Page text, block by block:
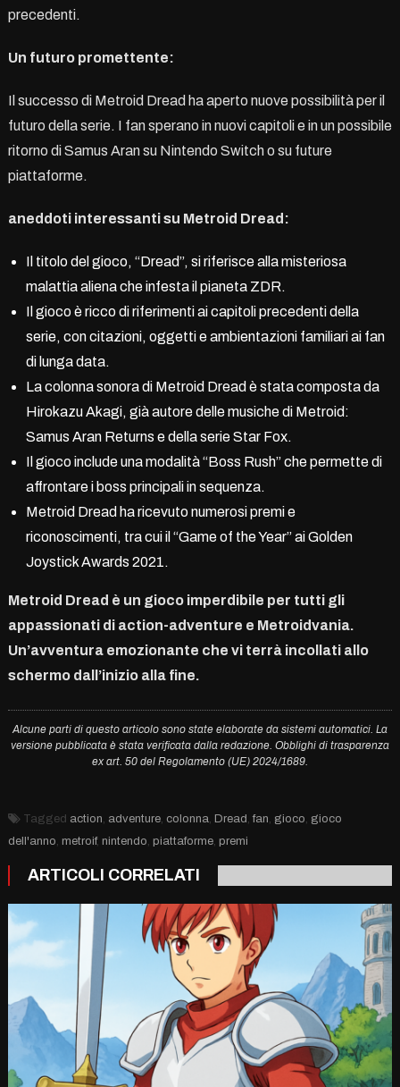
precedenti.
Un futuro promettente:
Il successo di Metroid Dread ha aperto nuove possibilità per il
futuro della serie. I fan sperano in nuovi capitoli e in un possibile
ritorno di Samus Aran su Nintendo Switch o su future
piattaforme.
aneddoti interessanti su Metroid Dread:
Il titolo del gioco, “Dread”, si riferisce alla misteriosa
malattia aliena che infesta il pianeta ZDR.
Il gioco è ricco di riferimenti ai capitoli precedenti della
serie, con citazioni, oggetti e ambientazioni familiari ai fan
di lunga data.
La colonna sonora di Metroid Dread è stata composta da
Hirokazu Akagi, già autore delle musiche di Metroid:
Samus Aran Returns e della serie Star Fox.
Il gioco include una modalità “Boss Rush” che permette di
affrontare i boss principali in sequenza.
Metroid Dread ha ricevuto numerosi premi e
riconoscimenti, tra cui il “Game of the Year” ai Golden
Joystick Awards 2021.
Metroid Dread è un gioco imperdibile per tutti gli
appassionati di action-adventure e Metroidvania.
Un’avventura emozionante che vi terrà incollati allo
schermo dall’inizio alla fine.
Alcune parti di questo articolo sono state elaborate da sistemi automatici. La
versione pubblicata è stata verificata dalla redazione. Obblighi di trasparenza
ex art. 50 del Regolamento (UE) 2024/1689.
Tagged action adventure, colonna Dread ,fan gioco gioco
dell'anno metroif, nintendo piattaforme, premi
ARTICOLI CORRELATI